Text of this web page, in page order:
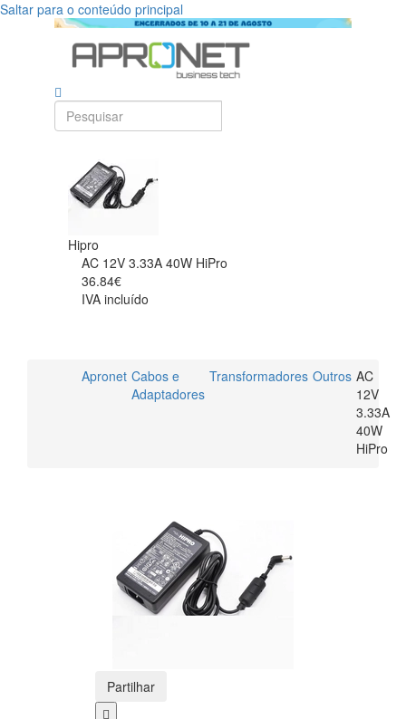
Saltar para o conteúdo principal
Hipro
AC 12V 3.33A 40W HiPro
36.84€
IVA incluído
Apronet Cabos e
Adaptadores
Transformadores Outros AC
12V
3.33A
40W
HiPro
Partilhar